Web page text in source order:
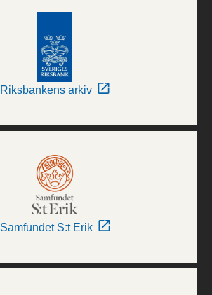
Riksbankens arkiv
Samfundet S:t Erik